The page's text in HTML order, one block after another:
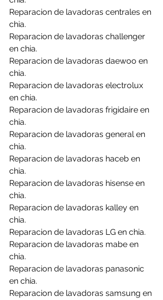
Reparacion de lavadoras centrales en
chia.
Reparacion de lavadoras challenger
en chia.
Reparacion de lavadoras daewoo en
chia.
Reparacion de lavadoras electrolux
en chia.
Reparacion de lavadoras frigidaire en
chia.
Reparacion de lavadoras general en
chia.
Reparacion de lavadoras haceb en
chia.
Reparacion de lavadoras hisense en
chia.
Reparacion de lavadoras kalley en
chia.
Reparacion de lavadoras LG en chia.
Reparacion de lavadoras mabe en
chia.
Reparacion de lavadoras panasonic
en chia.
Reparacion de lavadoras samsung en